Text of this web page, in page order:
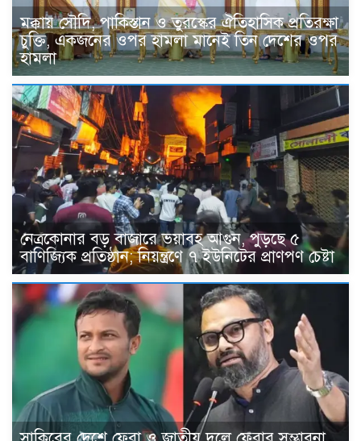
মক্কায় সৌদি, পাকিস্তান ও তুরস্কের ঐতিহাসিক প্রতিরক্ষা
চুক্তি, একজনের ওপর হামলা মানেই তিন দেশের ওপর
হামলা
নেত্রকোনার বড় বাজারে ভয়াবহ আগুন, পুড়ছে ৫
বাণিজ্যিক প্রতিষ্ঠান; নিয়ন্ত্রণে ৭ ইউনিটের প্রাণপণ চেষ্টা